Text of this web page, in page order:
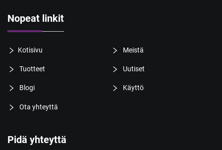
Nopeat linkit
Kotisivu Meistä
Tuotteet Uutiset
Blogi Käyttö
Ota yhteyttä
Pidä yhteyttä